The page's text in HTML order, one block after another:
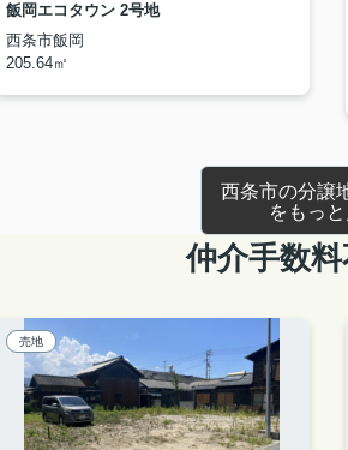
飯岡エコタウン 2号地
西条市飯岡
205.64㎡
西条市の分譲
をもっ
仲介手数
売地